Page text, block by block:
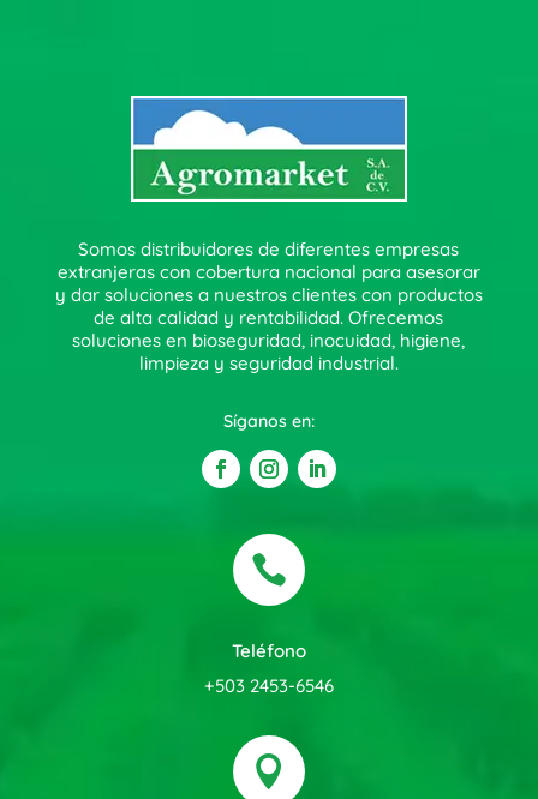
Somos distribuidores de diferentes empresas
extranjeras con cobertura nacional para asesorar
y dar soluciones a nuestros clientes con productos
de alta calidad y rentabilidad. Ofrecemos
soluciones en bioseguridad, inocuidad, higiene,
limpieza y seguridad industrial.
Síganos en:

Teléfono
+503 2453-6546
